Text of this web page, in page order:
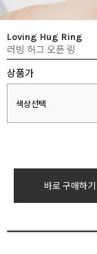
Loving Hug Ring
러빙 허그 오픈 링
상품가
색상선택
바로 구매하기